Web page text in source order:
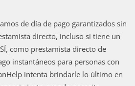
de día de pago garantizados sin
directo, incluso si tiene un
como prestamista directo de
instantáneos para personas con
intenta brindarle lo último en